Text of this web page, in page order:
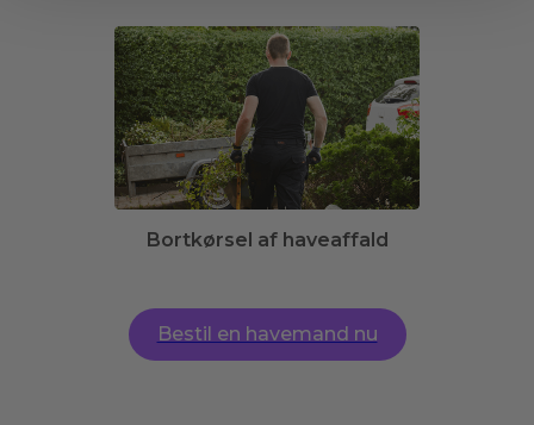
Bortkørsel af haveaffald
Bestil en havemand nu